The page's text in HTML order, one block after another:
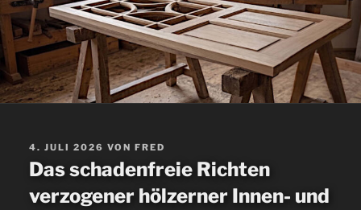
VERÖFFENTLICHT
AM
4. JULI 2026 VON FRED
Das schadenfreie Richten
verzogener hölzerner Innen- und